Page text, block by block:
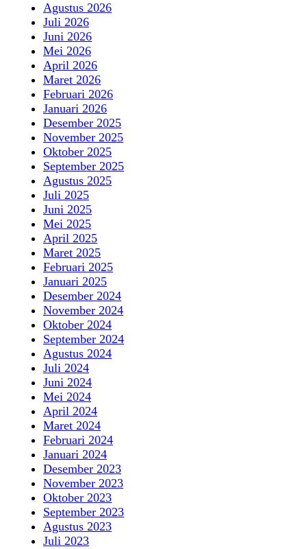
Agustus 2026
Juli 2026
Juni 2026
Mei 2026
April 2026
Maret 2026
Februari 2026
Januari 2026
Desember 2025
November 2025
Oktober 2025
September 2025
Agustus 2025
Juli 2025
Juni 2025
Mei 2025
April 2025
Maret 2025
Februari 2025
Januari 2025
Desember 2024
November 2024
Oktober 2024
September 2024
Agustus 2024
Juli 2024
Juni 2024
Mei 2024
April 2024
Maret 2024
Februari 2024
Januari 2024
Desember 2023
November 2023
Oktober 2023
September 2023
Agustus 2023
Juli 2023